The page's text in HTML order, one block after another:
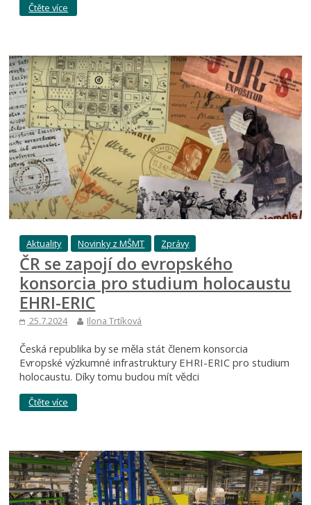
Čtěte více
Aktuality Novinky z MŠMT Zprávy
ČR se zapojí do evropského
konsorcia pro studium holocaustu
EHRI-ERIC
25.7.2024 Ilona Trtíková
Česká republika by se měla stát členem konsorcia
Evropské výzkumné infrastruktury EHRI-ERIC pro studium
holocaustu. Díky tomu budou mít vědci
Čtěte více